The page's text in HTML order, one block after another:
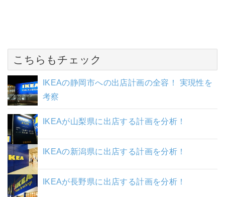
こちらもチェック
IKEAの静岡市への出店計画の全容！ 実現性を
考察
IKEAが山梨県に出店する計画を分析！
IKEAの新潟県に出店する計画を分析！
IKEAが長野県に出店する計画を分析！